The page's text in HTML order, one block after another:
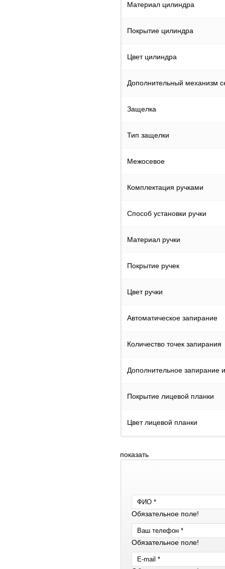
Материал цилиндра
Покрытие цилиндра
Цвет цилиндра
Дополнительный механизм
Защелка
Тип защелки
Межосевое
Комплектация ручками
Способ установки ручки
Материал ручки
Покрытие ручек
Цвет ручки
Автоматическое запирание
Количество точек запирания
Дополнительное запирание
Покрытие лицевой планки
Цвет лицевой планки
показать
Обязательное поле!
Обязательное поле!